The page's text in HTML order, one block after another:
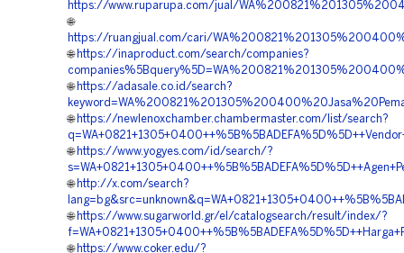
https://www.ruparupa.com/jual/
🌐
https://ruangjual.com/cari/
🌐 https://inaproduct.com/search/companies?
🌐 https://adasale.co.id/search?
🌐 https://newlenoxchamber.chambermaster.com/list/search?
🌐 https://www.yogyes.com/id/search/?
🌐 http://x.com/search?
🌐 https://www.sugarworld.gr/el/catalogsearch/result/index/?
🌐 https://www.coker.edu/?